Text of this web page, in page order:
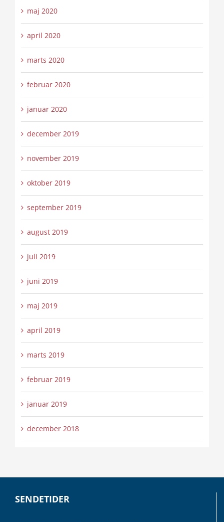
maj 2020
april 2020
marts 2020
februar 2020
januar 2020
december 2019
november 2019
oktober 2019
september 2019
august 2019
juli 2019
juni 2019
maj 2019
april 2019
marts 2019
februar 2019
januar 2019
december 2018
SENDETIDER